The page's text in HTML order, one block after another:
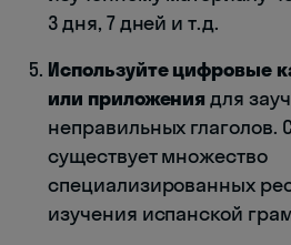
3 дня, 7 дней и т.д.
Используйте цифровые
или приложения для
неправильных глаголов.
существует множество
специализированных
изучения испанской